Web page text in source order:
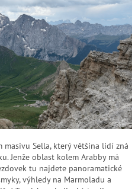
masivu Sella, který většina lidí zná
Jenže oblast kolem Arabby má
tu najdete panoramatické
výhledy na Marmoladu a